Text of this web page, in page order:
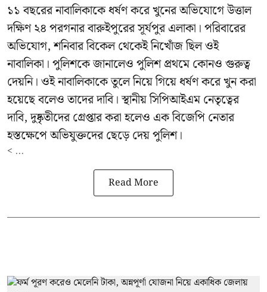
১১ বছরের নাবালিকাকে ধর্ষণ করে খুনের অভিযোগে উত্তাল
দক্ষিণ ২৪ পরগনার বারুইপুরের সূর্যপুর এলাকা। পরিবারের
অভিযোগ, শনিবার বিকেল থেকেই নিখোঁজ ছিল ওই
নাবালিকা। পুলিশকে জানালেও পুলিশ প্রথমে কোনও গুরুত্ব
দেয়নি। ওই নাবালিকাকে তুলে নিয়ে গিয়ে ধর্ষণ করে খুন করা
হয়েছে বলেও তাদের দাবি। স্থানীয় সিপিআইএম নেতৃত্বের
দাবি, দুষ্কৃতীদের গ্রেপ্তার করা হলেও এক বিজেপি নেতার
হস্তক্ষেপে অভিযুক্তদের ছেড়ে দেয় পুলিশ।
< ...
Read More